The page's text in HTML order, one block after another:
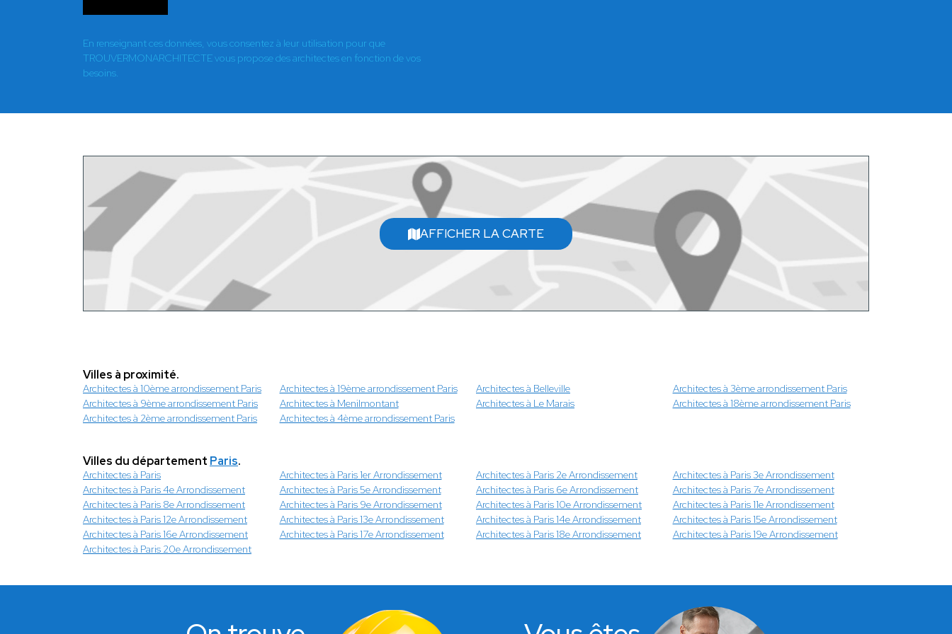
En renseignant ces données, vous consentez à leur utilisation pour que
TROUVERMONARCHITECTE vous propose des architectes en fonction de vos
besoins.
AFFICHER LA CARTE
Villes à proximité.
Architectes à 10ème arrondissement Paris Architectes à 19ème arrondissement Paris Architectes à Belleville
Architectes à 3ème arrondissement Paris
Architectes à 9ème arrondissement Paris
Architectes à Menilmontant Architectes à Le Marais
Architectes à 18ème arrondissement Paris
Architectes à 2ème arrondissement Paris
Architectes à 4ème arrondissement Paris
Villes du département Paris.
Architectes à Paris Architectes à Paris 1er Arrondissement Architectes à Paris 2e Arrondissement
Architectes à Paris 3e Arrondissement
Architectes à Paris 4e Arrondissement
Architectes à Paris 5e Arrondissement Architectes à Paris 6e Arrondissement
Architectes à Paris 7e Arrondissement
Architectes à Paris 8e Arrondissement
Architectes à Paris 9e Arrondissement Architectes à Paris 10e Arrondissement
Architectes à Paris 11e Arrondissement
Architectes à Paris 12e Arrondissement
Architectes à Paris 13e Arrondissement Architectes à Paris 14e Arrondissement
Architectes à Paris 15e Arrondissement
Architectes à Paris 16e Arrondissement
Architectes à Paris 17e Arrondissement Architectes à Paris 18e Arrondissement
Architectes à Paris 19e Arrondissement
Architectes à Paris 20e Arrondissement